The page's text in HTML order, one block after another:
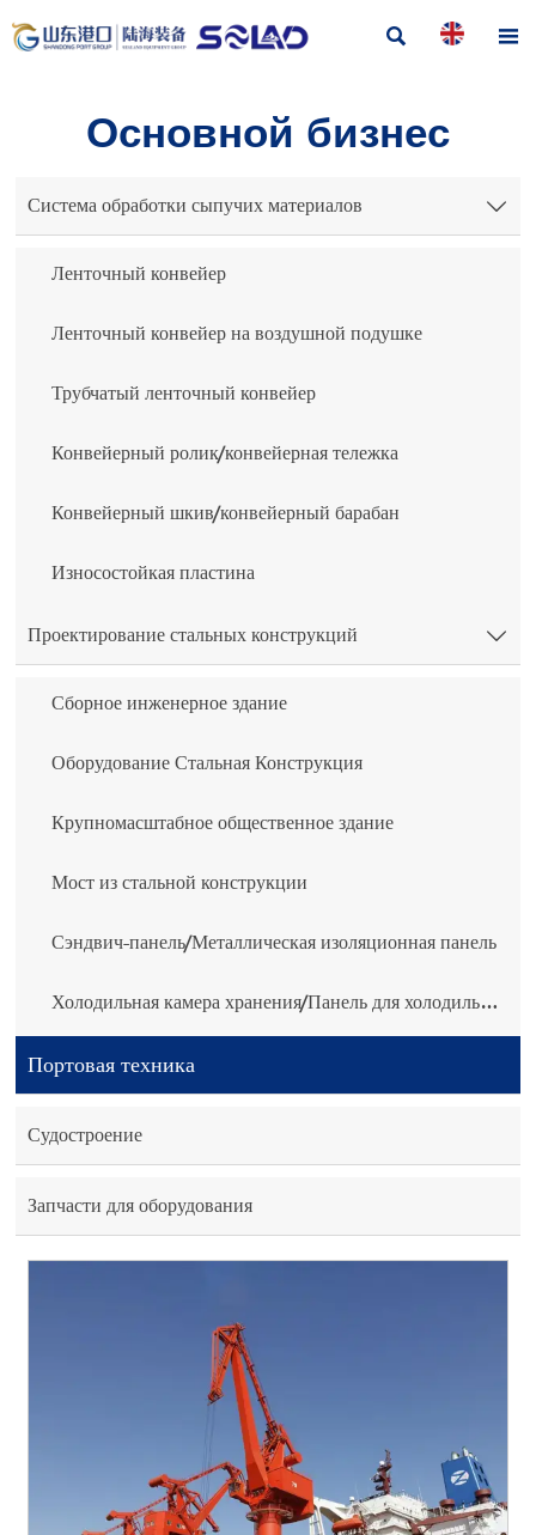
 
Основной бизнес
Система обработки сыпучих материалов 
Ленточный конвейер
Ленточный конвейер на воздушной подушке
Трубчатый ленточный конвейер
Конвейерный ролик/конвейерная тележка
Конвейерный шкив/конвейерный барабан
Износостойкая пластина
Проектирование стальных конструкций 
Сборное инженерное здание
Оборудование Стальная Конструкция
Крупномасштабное общественное здание
Мост из стальной конструкции
Сэндвич-панель/Металлическая изоляционная панель
Холодильная камера хранения/Панель для холодильной камеры
Портовая техника
Судостроение
Запчасти для оборудования